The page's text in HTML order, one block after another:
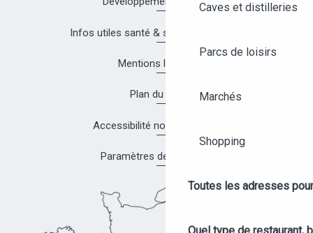
Caves et distilleries
Parcs de loisirs
Marchés
Shopping
Toutes les adresses
Infos utiles santé & sécurité à Angers
Mentions légales
Plan du site
Accessibilité non conforme
Paramètres des cookies